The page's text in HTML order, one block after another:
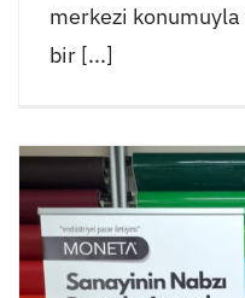
merkezi
bir [...]